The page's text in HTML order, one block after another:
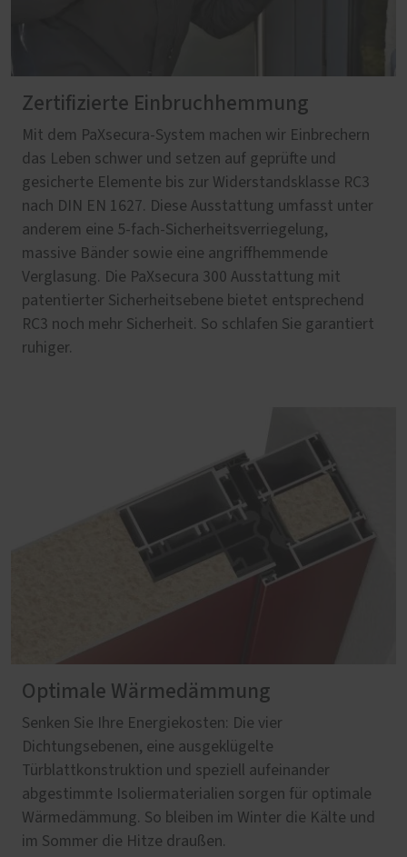
Zertifizierte Einbruchhemmung
Mit dem PaXsecura-System machen wir Einbrechern
das Leben schwer und setzen auf geprüfte und
gesicherte Elemente bis zur Widerstandsklasse RC3
nach DIN EN 1627. Diese Ausstattung umfasst unter
anderem eine 5-fach-Sicherheitsverriegelung,
massive Bänder sowie eine angriffhemmende
Verglasung. Die PaXsecura 300 Ausstattung mit
patentierter Sicherheitsebene bietet entsprechend
RC3 noch mehr Sicherheit. So schlafen Sie garantiert
ruhiger.
Optimale Wärmedämmung
Senken Sie Ihre Energiekosten: Die vier
Dichtungsebenen, eine ausgeklügelte
Türblattkonstruktion und speziell aufeinander
abgestimmte Isoliermaterialien sorgen für optimale
Wärmedämmung. So bleiben im Winter die Kälte und
im Sommer die Hitze draußen.